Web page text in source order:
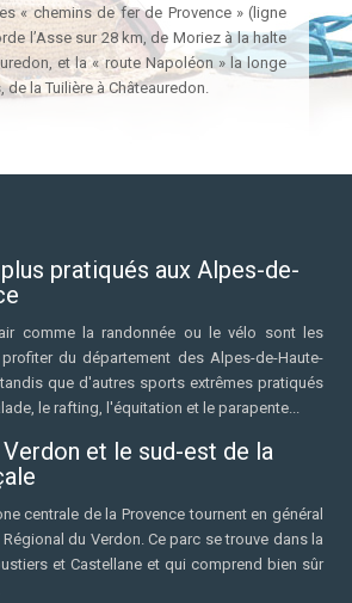
« chemins de fer de Provence » (ligne
l’Asse sur 28 km, de Moriez à la halte
et la « route Napoléon » la longe
de la Tuilière à Châteauredon.
pratiqués aux Alpes-de-
comme la randonnée ou le vélo sont les
du département des Alpes-de-Haute-
que d'autres sports extrêmes pratiqués
le rafting, l'équitation et le parapente...
et le sud-est de la
centrale de la Provence tournent en général
du Verdon. Ce parc se trouve dans la
et Castellane et qui comprend bien sûr